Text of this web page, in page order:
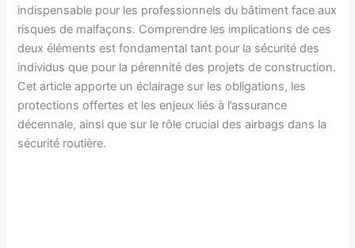
indispensable pour les professionnels du bâtiment face aux
risques de malfaçons. Comprendre les implications de ces
deux éléments est fondamental tant pour la sécurité des
individus que pour la pérennité des projets de construction.
Cet article apporte un éclairage sur les obligations, les
protections offertes et les enjeux liés à l’assurance
décennale, ainsi que sur le rôle crucial des airbags dans la
sécurité routière.